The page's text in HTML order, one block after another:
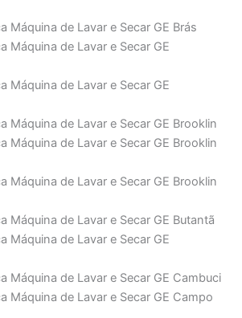
Máquina de Lavar e Secar GE Brás
Máquina de Lavar e Secar GE
Máquina de Lavar e Secar GE
Máquina de Lavar e Secar GE Brooklin
Máquina de Lavar e Secar GE Brooklin
Máquina de Lavar e Secar GE Brooklin
Máquina de Lavar e Secar GE Butantã
Máquina de Lavar e Secar GE
Máquina de Lavar e Secar GE Cambuci
Máquina de Lavar e Secar GE Campo